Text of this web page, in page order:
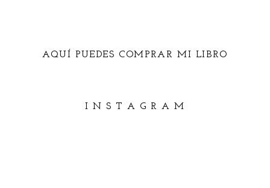
AQUÍ PUEDES COMPRAR MI LIBRO
I N S T A G R A M